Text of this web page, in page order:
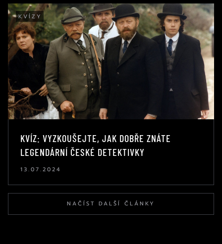
KVÍZY
KVÍZ: VYZKOUŠEJTE, JAK DOBŘE ZNÁTE
LEGENDÁRNÍ ČESKÉ DETEKTIVKY
13.07.2024
NAČÍST DALŠÍ ČLÁNKY